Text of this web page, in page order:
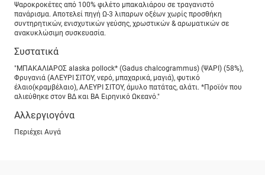
Ψαροκροκέτες από 100% φιλέτο μπακαλιάρου σε τραγανιστό
πανάρισμα. Αποτελεί πηγή Ω-3 λιπαρων οξέων χωρίς προσθήκη
συντηρητικών, ενισχυτικών γεύσης, χρωστικών & αρωματικών σε
ανακυκλώσιμη συσκευασία.
Συστατικά
"ΜΠΑΚΑΛΙΑΡΟΣ alaska pollock* (Gadus chalcogrammus) (ΨΑΡΙ) (58%),
Φρυγανιά (ΑΛΕΥΡΙ ΣΙΤΟΥ, νερό, μπαχαρικά, μαγιά), φυτικό
έλαιο(κραμβέλαιο), ΑΛΕΥΡΙ ΣΙΤΟΥ, άμυλο πατάτας, αλάτι. *Προϊόν που
αλιεύθηκε στον ΒΔ και ΒΑ Ειρηνικό Ωκεανό."
Αλλεργιογόνα
Περιέχει Αυγά